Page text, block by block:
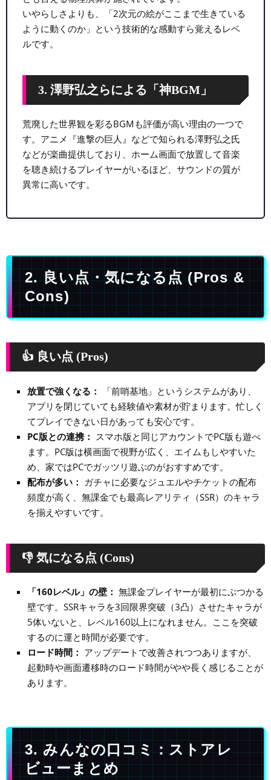
いやらしさよりも、「2次元の絵がここまで生きている
ように動くのか」という技術的な感動すら覚えるレベ
ルです。
3. 澤野弘之らによる「神BGM」
荒廃した世界観を彩るBGMも評価が高い理由の一つで
す。アニメ『進撃の巨人』などで知られる澤野弘之氏
などが楽曲提供しており、ホーム画面で放置して音楽
を聴き続けるプレイヤーがいるほど、サウンドの質が
異常に高いです。
2. 良い点・気になる点 (Pros &
Cons)
👍 良い点 (Pros)
放置で強くなる：
「前哨基地」というシステムがあり、
アプリを閉じていても経験値や素材が貯まります。忙しく
てプレイできない日があっても安心です。
PC版との連携： スマホ版と同じアカウントでPC版も遊べ
ます。PC版は横画面で視野が広く、エイムもしやすいた
め、家ではPCでガッツリ遊ぶのがおすすめです。
配布が多い： ガチャに必要なジュエルやチケットの配布
頻度が高く、無課金でも最高レアリティ（SSR）のキャラ
を揃えやすいです。
👎 気になる点 (Cons)
「160レベル」の壁： 無課金プレイヤーが最初にぶつかる
壁です。SSRキャラを3回限界突破（3凸）させたキャラが
5体いないと、レベル160以上になれません。ここを突破
するのに運と時間が必要です。
ロード時間： アップデートで改善されつつありますが、
起動時や画面遷移時のロード時間がやや長く感じることが
あります。
3. みんなの口コミ：ストアレ
ビューまとめ